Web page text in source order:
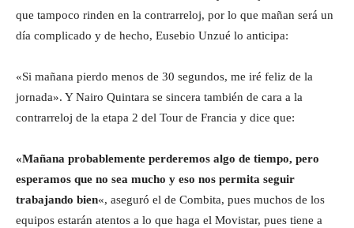
que tampoco rinden en la contrarreloj, por lo que mañan será un
día complicado y de hecho, Eusebio Unzué lo anticipa:
«Si mañana pierdo menos de 30 segundos, me iré feliz de la
jornada». Y Nairo Quintara se sincera también de cara a la
contrarreloj de la etapa 2 del Tour de Francia y dice que:
«Mañana probablemente perderemos algo de tiempo, pero
esperamos que no sea mucho y eso nos permita seguir
trabajando bien«, aseguró el de Combita, pues muchos de los
equipos estarán atentos a lo que haga el Movistar, pues tiene a